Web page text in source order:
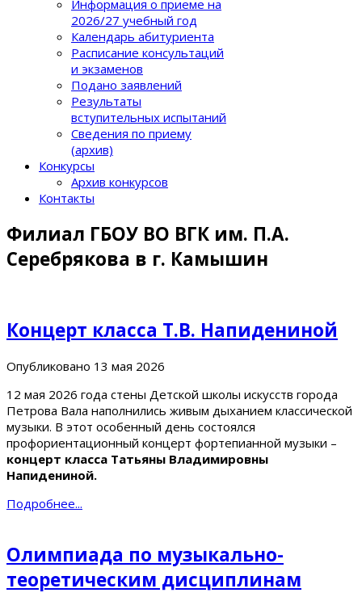
Информация о приеме на
2026/27 учебный год
Календарь абитуриента
Расписание консультаций
и экзаменов
Подано заявлений
Результаты
вступительных испытаний
Сведения по приему
(архив)
Конкурсы
Архив конкурсов
Контакты
Филиал ГБОУ ВО ВГК им. П.А.
Серебрякова в г. Камышин
Концерт класса Т.В. Напидениной
Опубликовано 13 мая 2026
12 мая 2026 года стены Детской школы искусств города
Петрова Вала наполнились живым дыханием классической
музыки. В этот особенный день состоялся
профориентационный концерт фортепианной музыки –
концерт класса Татьяны Владимировны
Напидениной.
Подробнее...
Олимпиада по музыкально-
теоретическим дисциплинам